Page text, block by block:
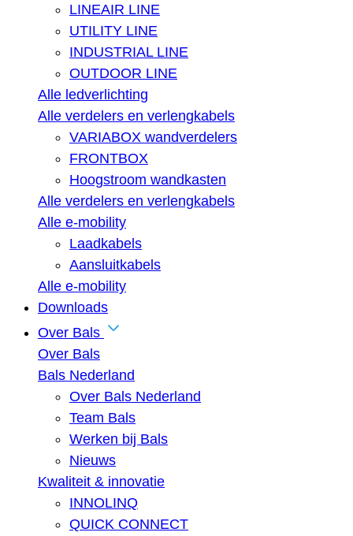
LINEAIR LINE
UTILITY LINE
INDUSTRIAL LINE
OUTDOOR LINE
Alle ledverlichting
Alle verdelers en verlengkabels
VARIABOX wandverdelers
FRONTBOX
Hoogstroom wandkasten
Alle verdelers en verlengkabels
Alle e-mobility
Laadkabels
Aansluitkabels
Alle e-mobility
Downloads
Over Bals
Over Bals
Bals Nederland
Over Bals Nederland
Team Bals
Werken bij Bals
Nieuws
Kwaliteit & innovatie
INNOLINQ
QUICK CONNECT